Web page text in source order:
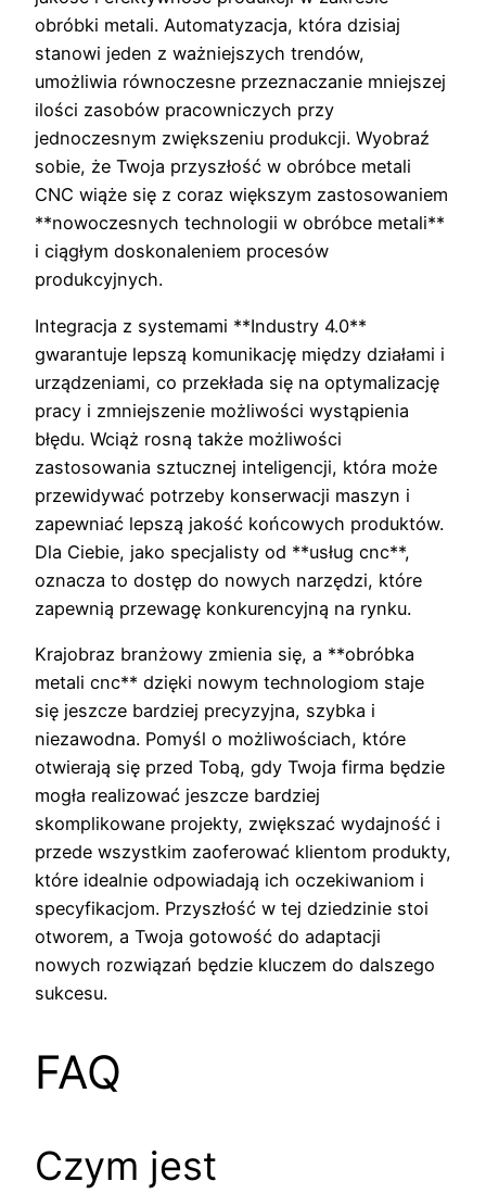
obróbki metali. Automatyzacja, która dzisiaj
stanowi jeden z ważniejszych trendów,
umożliwia równoczesne przeznaczanie mniejszej
ilości zasobów pracowniczych przy
jednoczesnym zwiększeniu produkcji. Wyobraź
sobie, że Twoja przyszłość w obróbce metali
CNC wiąże się z coraz większym zastosowaniem
**nowoczesnych technologii w obróbce metali**
i ciągłym doskonaleniem procesów
produkcyjnych.
Integracja z systemami **Industry 4.0**
gwarantuje lepszą komunikację między działami i
urządzeniami, co przekłada się na optymalizację
pracy i zmniejszenie możliwości wystąpienia
błędu. Wciąż rosną także możliwości
zastosowania sztucznej inteligencji, która może
przewidywać potrzeby konserwacji maszyn i
zapewniać lepszą jakość końcowych produktów.
Dla Ciebie, jako specjalisty od **usług cnc**,
oznacza to dostęp do nowych narzędzi, które
zapewnią przewagę konkurencyjną na rynku.
Krajobraz branżowy zmienia się, a **obróbka
metali cnc** dzięki nowym technologiom staje
się jeszcze bardziej precyzyjna, szybka i
niezawodna. Pomyśl o możliwościach, które
otwierają się przed Tobą, gdy Twoja firma będzie
mogła realizować jeszcze bardziej
skomplikowane projekty, zwiększać wydajność i
przede wszystkim zaoferować klientom produkty,
które idealnie odpowiadają ich oczekiwaniom i
specyfikacjom. Przyszłość w tej dziedzinie stoi
otworem, a Twoja gotowość do adaptacji
nowych rozwiązań będzie kluczem do dalszego
sukcesu.
FAQ
Czym jest